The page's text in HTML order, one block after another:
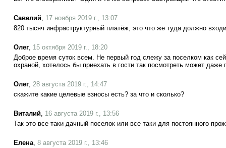
Савелий, 17 ноября 2019 г., 13:07
820 тысяч инфраструктурный платёж, это что же туда должно
Олег, 15 октября 2019 г., 18:20
Доброе время суток всем. Не первый год слежу за поселком как
охраной, хотелось бы приехать в гости так посмотреть может
Олег, 28 августа 2019 г., 14:47
скажите какие целевые взносы есть? за что и сколько?
Виталий, 16 августа 2019 г., 13:56
Так это все таки дачный поселок или все таки для постоянного
Елена, 8 августа 2019 г., 13:46